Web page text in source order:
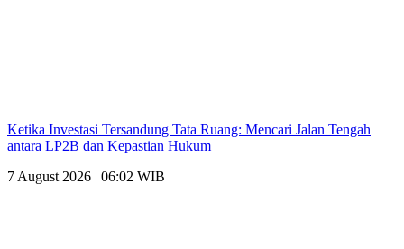
Ketika Investasi Tersandung Tata Ruang: Mencari Jalan Tengah
antara LP2B dan Kepastian Hukum
7 August 2026 | 06:02 WIB